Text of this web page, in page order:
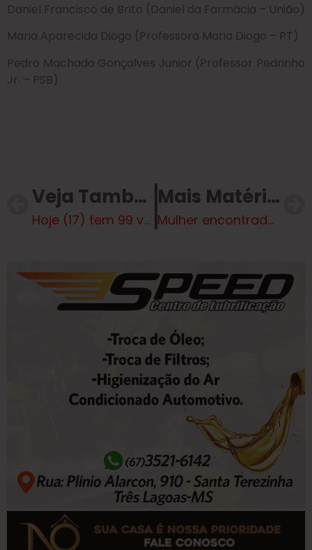
Daniel Francisco de Brito (Daniel da Farmácia – União)
Maria Aparecida Diogo (Professora Maria Diogo – PT)
Pedro Machado Gonçalves Junior (Professor Pedrinho
Jr. – PSB)
Veja Também
Hoje (17) tem 99 vagas de emprego na Casa do Trabalhador em Três Lagoas
Mais Matérias
Mulher encontrada morta às margens de rodovia era recepcionista de hospital em Mato Grosso do Sul